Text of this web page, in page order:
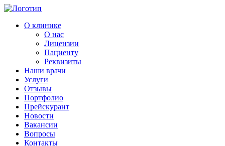
О клинике
О нас
Лицензии
Пациенту
Реквизиты
Наши врачи
Услуги
Отзывы
Портфолио
Прейскурант
Новости
Вакансии
Вопросы
Контакты